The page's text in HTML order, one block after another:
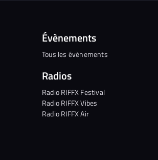
Évènements
Tous les évènements
Radios
Radio RIFFX Festival
Radio RIFFX Vibes
Radio RIFFX Air